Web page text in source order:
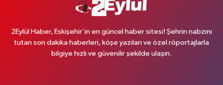
2Eylül Haber, Eskişehir’in en güncel haber sitesi! Şehrin nabzını
tutan son dakika haberleri, köşe yazıları ve özel röportajlarla
bilgiye hızlı ve güvenilir şekilde ulaşın.